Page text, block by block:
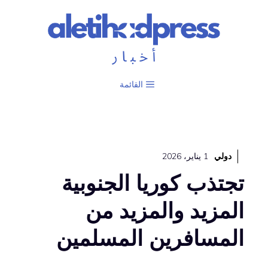
القائمة
دولي 1 يناير، 2026
تجتذب كوريا الجنوبية
المزيد والمزيد من
المسافرين المسلمين